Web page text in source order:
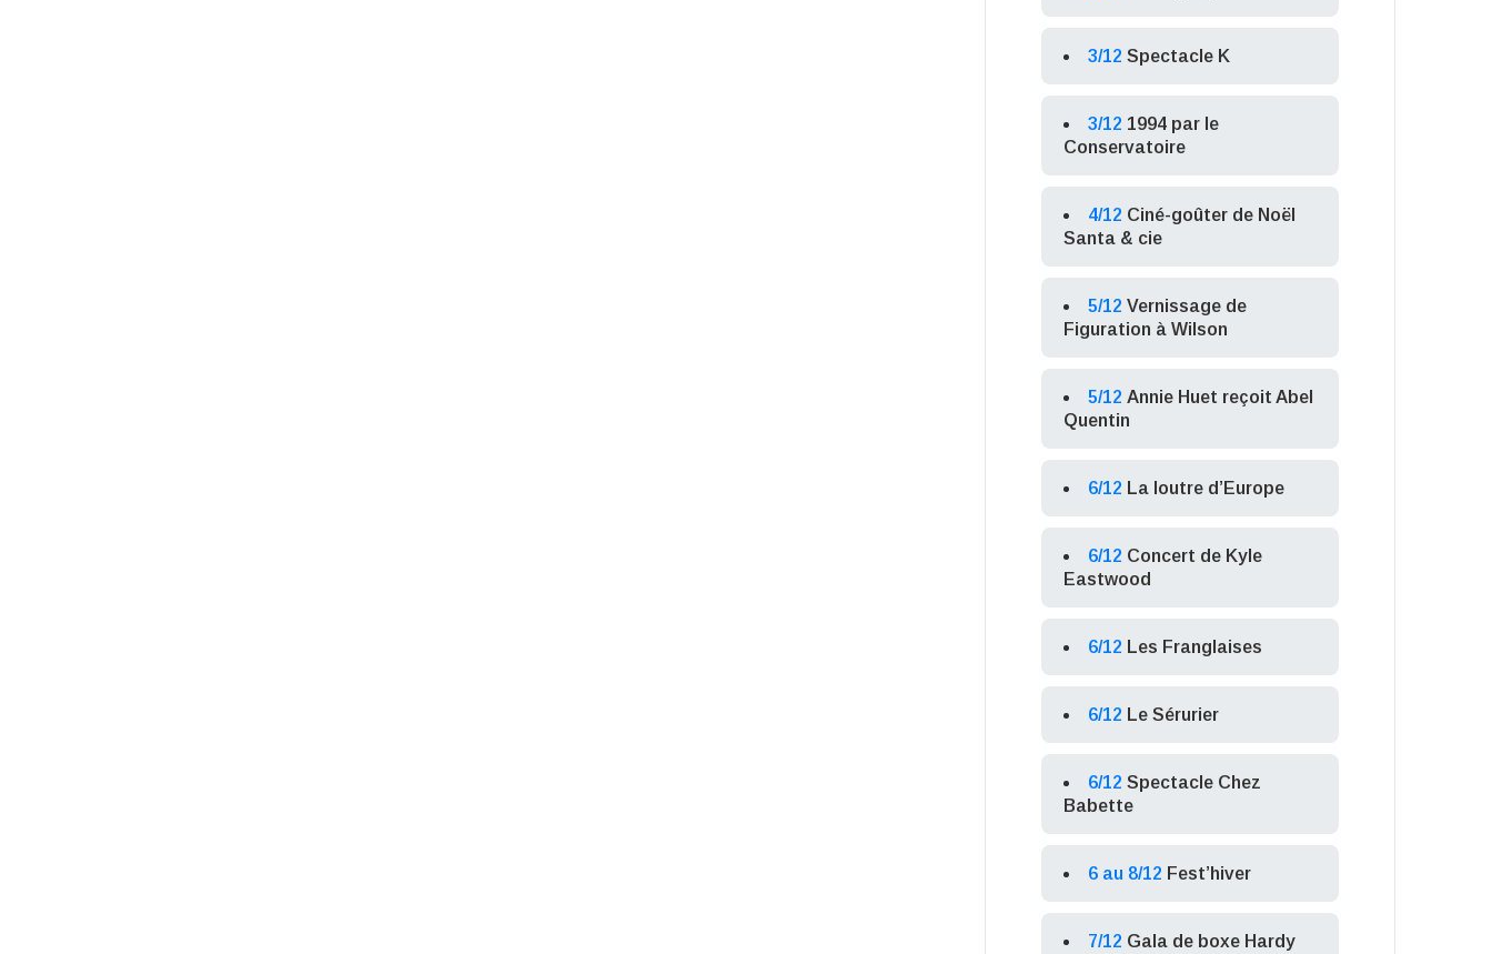
3/12 Spectacle K
3/12 1994 par le
Conservatoire
4/12 Ciné-goûter de Noël
Santa & cie
5/12 Vernissage de
Figuration à Wilson
5/12 Annie Huet reçoit Abel
Quentin
6/12 La loutre d’Europe
6/12 Concert de Kyle
Eastwood
6/12 Les Franglaises
6/12 Le Sérurier
6/12 Spectacle Chez
Babette
6 au 8/12 Fest’hiver
7/12 Gala de boxe Hardy